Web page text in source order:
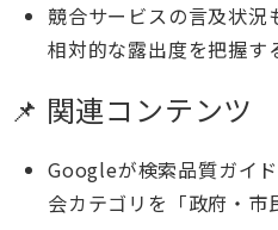
競合サービスの言及状
相対的な露出度を把握す
📌 関連コンテンツ
Googleが検索品質ガイ
会カテゴリを「政府・